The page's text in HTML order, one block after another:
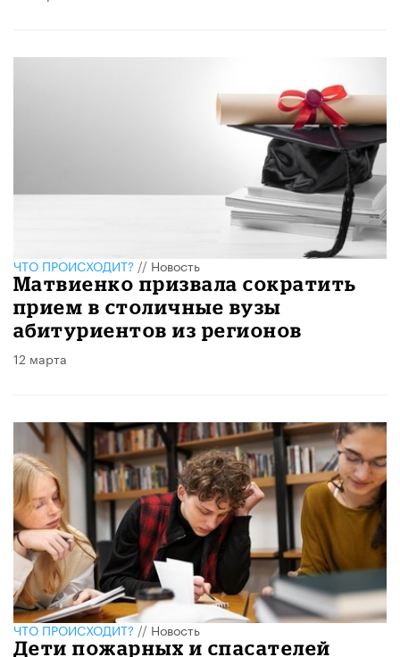
ЧТО ПРОИСХОДИТ? // Новость
Матвиенко призвала сократить
прием в столичные вузы
абитуриентов из регионов
12 марта
ЧТО ПРОИСХОДИТ?// Новость
Дети пожарных и спасателей